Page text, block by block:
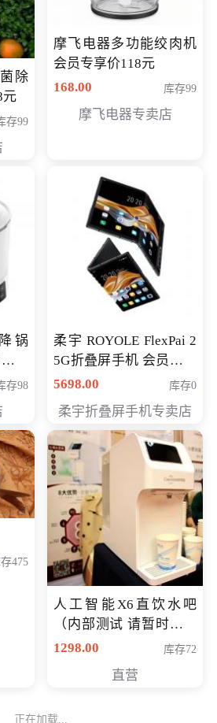
除
元
存99
摩飞电器多功能绞肉机
会员专享价118元
168.00
库存99
摩飞电器专卖店
锅
）
会
存98
柔宇 ROYOLE FlexPai 2
5G折叠屏手机 会员专享
购买价格 4998元
5698.00 库存0
柔宇折叠屏手机专卖店
475
人工智能X6直饮水吧
（内部测试 请暂时不要
购买）
1298.00 库存72
直营
正在加载...